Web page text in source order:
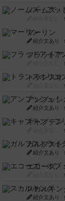
ノームズ・
マーリン
紹介文あり
フラットア
トランスオ
アンブッシ
紹介文あり
キャプテ
ガルフスト
紹介文あり
エコーズ・
スカルキン
紹介文あり